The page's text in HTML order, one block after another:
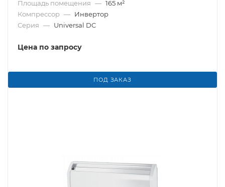
Площадь помещения — 165 м²
Компрессор — Инвертор
Серия — Universal DC
Цена по запросу
ПОД ЗАКАЗ